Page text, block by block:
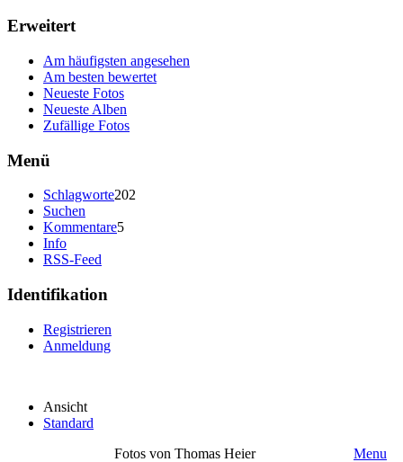
Erweitert
Am häufigsten angesehen
Am besten bewertet
Neueste Fotos
Neueste Alben
Zufällige Fotos
Menü
Schlagworte202
Suchen
Kommentare5
Info
RSS-Feed
Identifikation
Registrieren
Anmeldung
Ansicht
Standard
Fotos von Thomas Heier
Menu